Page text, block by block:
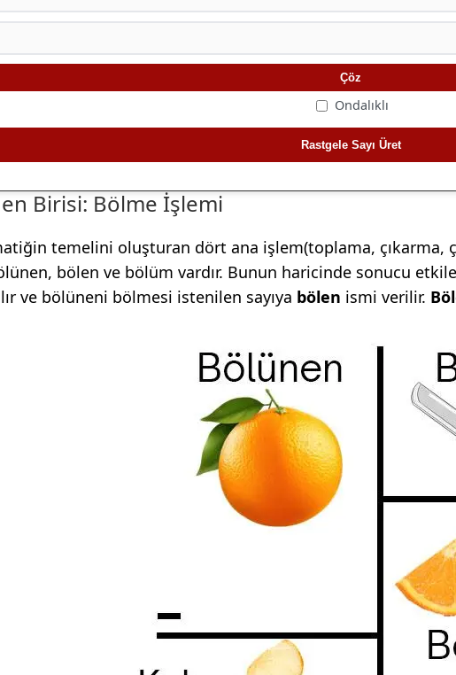
Çöz
Ondalıklı
Rastgele Sayı Üret
Birisi: Bölme İşlemi
temelini oluşturan dört ana işlem(toplama, çıkarma,
bölen ve bölüm vardır. Bunun haricinde sonucu
ve bölüneni bölmesi istenilen sayıya bölen ismi verilir.